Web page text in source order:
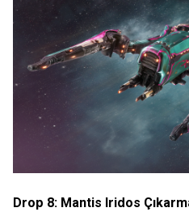
Drop 8: Mantis Iridos